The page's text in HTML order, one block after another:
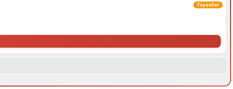
Topseller